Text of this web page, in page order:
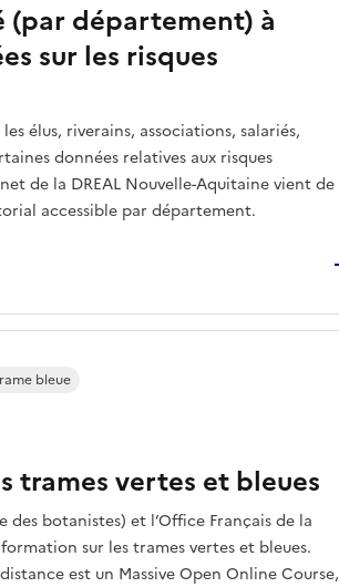
(par département) à
sur les risques
élus, riverains, associations, salariés,
données relatives aux risques
de la DREAL Nouvelle-Aquitaine vient de
accessible par département.
trames vertes et bleues
botanistes) et l’Office Français de la
sur les trames vertes et bleues.
est un Massive Open Online Course,
bleue